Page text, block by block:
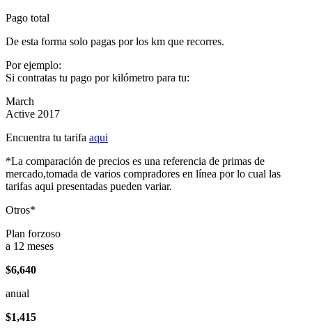
Pago total
De esta forma solo pagas por los km que recorres.
Por ejemplo:
Si contratas tu pago por kilómetro para tu:
March
Active 2017
Encuentra tu tarifa aqui
*La comparación de precios es una referencia de primas de
mercado,tomada de varios compradores en línea por lo cual las
tarifas aqui presentadas pueden variar.
Otros*
Plan forzoso
a 12 meses
$6,640
anual
$1,415